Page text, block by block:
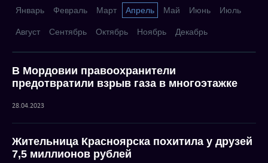
Январь Февраль Март Апрель Май Июнь Июль
Август Сентябрь Октябрь Ноябрь Декабрь
В Мордовии правоохранители
предотвратили взрыв газа в многоэтажке
28.04.2023
Жительница Красноярска похитила у друзей
7,5 миллионов рублей